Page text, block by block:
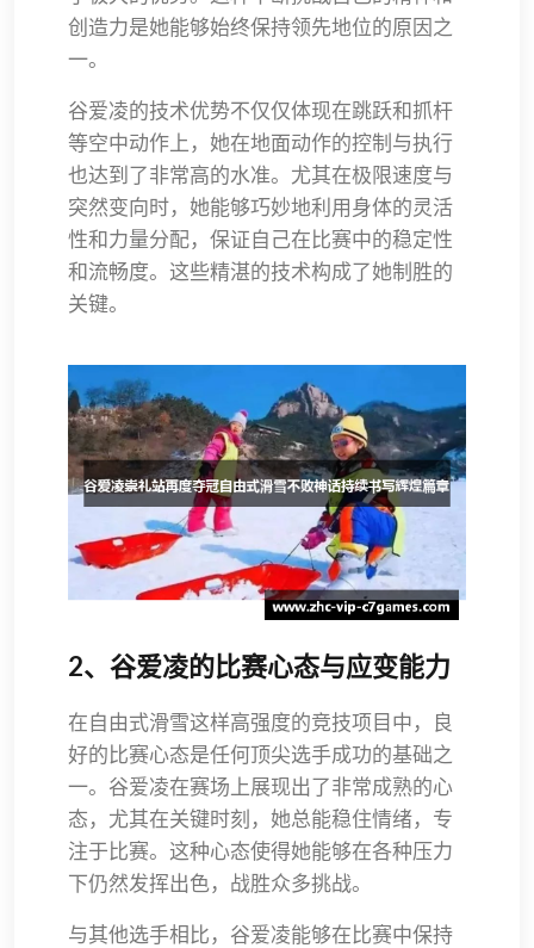
创造力是她能够始终保持领先地位的原因之
一。
谷爱凌的技术优势不仅仅体现在跳跃和抓杆
等空中动作上，她在地面动作的控制与执行
也达到了非常高的水准。尤其在极限速度与
突然变向时，她能够巧妙地利用身体的灵活
性和力量分配，保证自己在比赛中的稳定性
和流畅度。这些精湛的技术构成了她制胜的
关键。
2、谷爱凌的比赛心态与应变能力
在自由式滑雪这样高强度的竞技项目中，良
好的比赛心态是任何顶尖选手成功的基础之
一。谷爱凌在赛场上展现出了非常成熟的心
态，尤其在关键时刻，她总能稳住情绪，专
注于比赛。这种心态使得她能够在各种压力
下仍然发挥出色，战胜众多挑战。
与其他选手相比，谷爱凌能够在比赛中保持